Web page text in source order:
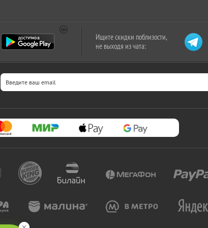
Ищите скидки поблизости,
не выходя из чата: